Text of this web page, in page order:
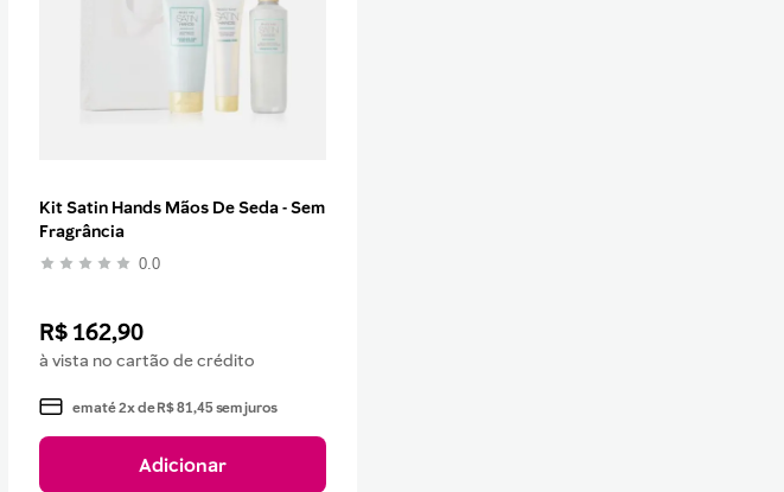
Kit Satin Hands Mãos De Seda - Sem
Fragrância
0.0
R$ 162,90
à vista no cartão de crédito
em até2x deR$81,45 sem juros
Adicionar